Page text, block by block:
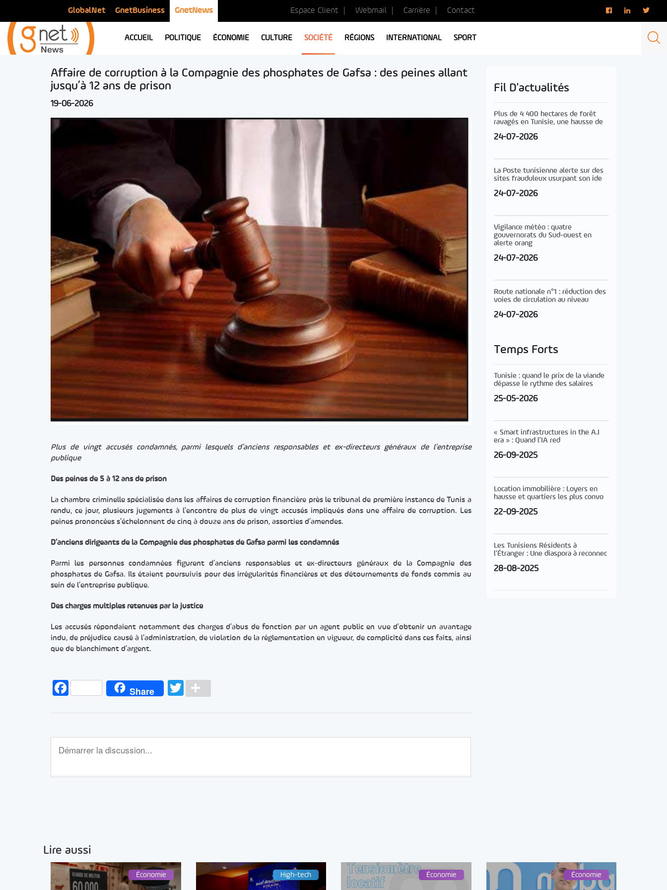
GlobalNet GnetBusiness GnetNews Espace Client Webmail Carrière Contact
ACCUEIL POLITIQUE ÉCONOMIE CULTURE SOCIÉTÉ RÉGIONS INTERNATIONAL SPORT
Affaire de corruption à la Compagnie des phosphates de Gafsa : des peines allant
jusqu’à 12 ans de prison
19-06-2026
Plus de vingt accusés condamnés, parmi lesquels d’anciens responsables et ex-directeurs généraux de l’entreprise
publique
Des peines de 5 à 12 ans de prison
La chambre criminelle spécialisée dans les affaires de corruption financière près le tribunal de première instance de Tunis a
rendu, ce jour, plusieurs jugements à l’encontre de plus de vingt accusés impliqués dans une affaire de corruption. Les
peines prononcées s’échelonnent de cinq à douze ans de prison, assorties d’amendes.
D’anciens dirigeants de la Compagnie des phosphates de Gafsa parmi les condamnés
Parmi les personnes condamnées figurent d’anciens responsables et ex-directeurs généraux de la Compagnie des
phosphates de Gafsa. Ils étaient poursuivis pour des irrégularités financières et des détournements de fonds commis au
sein de l’entreprise publique.
Des charges multiples retenues par la justice
Les accusés répondaient notamment des charges d’abus de fonction par un agent public en vue d’obtenir un avantage
indu, de préjudice causé à l’administration, de violation de la réglementation en vigueur, de complicité dans ces faits, ainsi
que de blanchiment d’argent.
FacebookShare TwitterPartager
Fil D'actualités
Plus de 4 400 hectares de forêt
ravagés en Tunisie, une hausse de
24-07-2026
La Poste tunisienne alerte sur des
sites frauduleux usurpant son ide
24-07-2026
Vigilance météo : quatre
gouvernorats du Sud-ouest en
alerte orang
24-07-2026
Route nationale n°1 : réduction des
voies de circulation au niveau
24-07-2026
Temps Forts
Tunisie : quand le prix de la viande
dépasse le rythme des salaires
25-05-2026
« Smart infrastructures in the A.I
era » : Quand l’IA red
26-09-2025
Location immobilière : Loyers en
hausse et quartiers les plus convo
22-09-2025
Les Tunisiens Résidents à
l’Étranger : Une diaspora à reconnec
28-08-2025
Lire aussi
Économie High-tech Économie Économie